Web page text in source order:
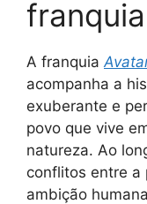
franquia
A franquia
acompanha a
exuberante e
povo que vive
natureza. Ao
conflitos entre a
ambição